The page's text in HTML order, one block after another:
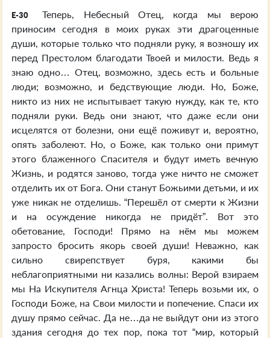
E-30
Теперь, Небесный Отец, когда мы верою
приносим сегодня в моих руках эти драгоценные
души, которые только что подняли руку, я возношу их
перед Престолом благодати Твоей и милости. Ведь я
знаю одно… Отец, возможно, здесь есть и больные
люди; возможно, и бедствующие люди. Но, Боже,
никто из них не испытывает такую нужду, как те, кто
подняли руки. Ведь они знают, что даже если они
исцелятся от болезни, они ещё поживут и, вероятно,
опять заболеют. Но, о Боже, как только они примут
этого блаженного Спасителя и будут иметь вечную
Жизнь, и родятся заново, тогда уже ничто не сможет
отделить их от Бога. Они станут Божьими детьми, и их
уже никак не отделишь. “Перешёл от смерти к Жизни
и на осуждение никогда не придёт”. Вот это
обетование, Господи! Прямо на нём мы можем
запросто бросить якорь своей души! Неважно, как
сильно свирепствует буря, какими бы
неблагоприятными ни казались волны: Верой взираем
мы На Искупителя Агнца Христа! Теперь возьми их, о
Господи Боже, на Свои милости и попечение. Спаси их
душу прямо сейчас. Да не…да не выйдут они из этого
здания сегодня до тех пор, пока тот “мир, который